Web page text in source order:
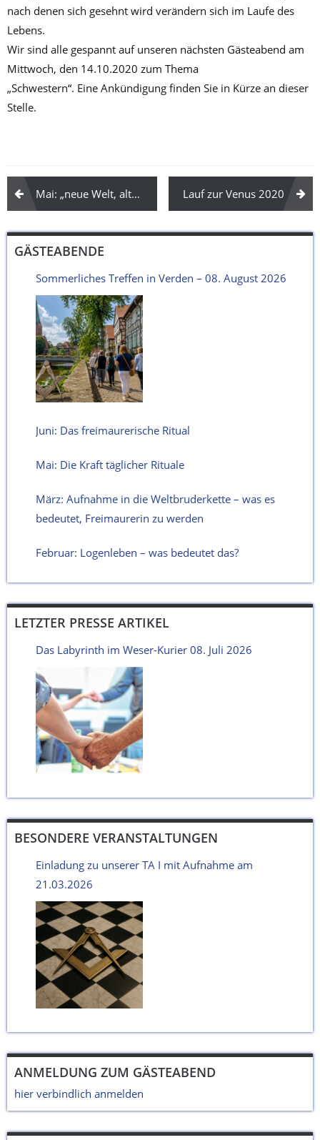
nach denen sich gesehnt wird verändern sich im Laufe des
Lebens.
Wir sind alle gespannt auf unseren nächsten Gästeabend am
Mittwoch, den 14.10.2020 zum Thema
„Schwestern“. Eine Ankündigung finden Sie in Kürze an dieser
Stelle.
Beitragsnavigation
Mai: „neue Welt, alte Werte“ Online Lauf zur Venus 2020
GÄSTEABENDE
Sommerliches Treffen in Verden – 08. August 2026
Juni: Das freimaurerische Ritual
Mai: Die Kraft täglicher Rituale
März: Aufnahme in die Weltbruderkette – was es
bedeutet, Freimaurerin zu werden
Februar: Logenleben – was bedeutet das?
LETZTER PRESSE ARTIKEL
Das Labyrinth im Weser-Kurier 08. Juli 2026
BESONDERE VERANSTALTUNGEN
Einladung zu unserer TA I mit Aufnahme am
21.03.2026
ANMELDUNG ZUM GÄSTEABEND
hier verbindlich anmelden